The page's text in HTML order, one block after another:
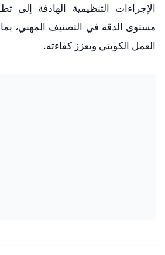
الإجراءات التنظيمية الهادفة إلى
مستوى الدقة في التصنيف المهني،
العمل الكويتي ويعزز كفاءته.